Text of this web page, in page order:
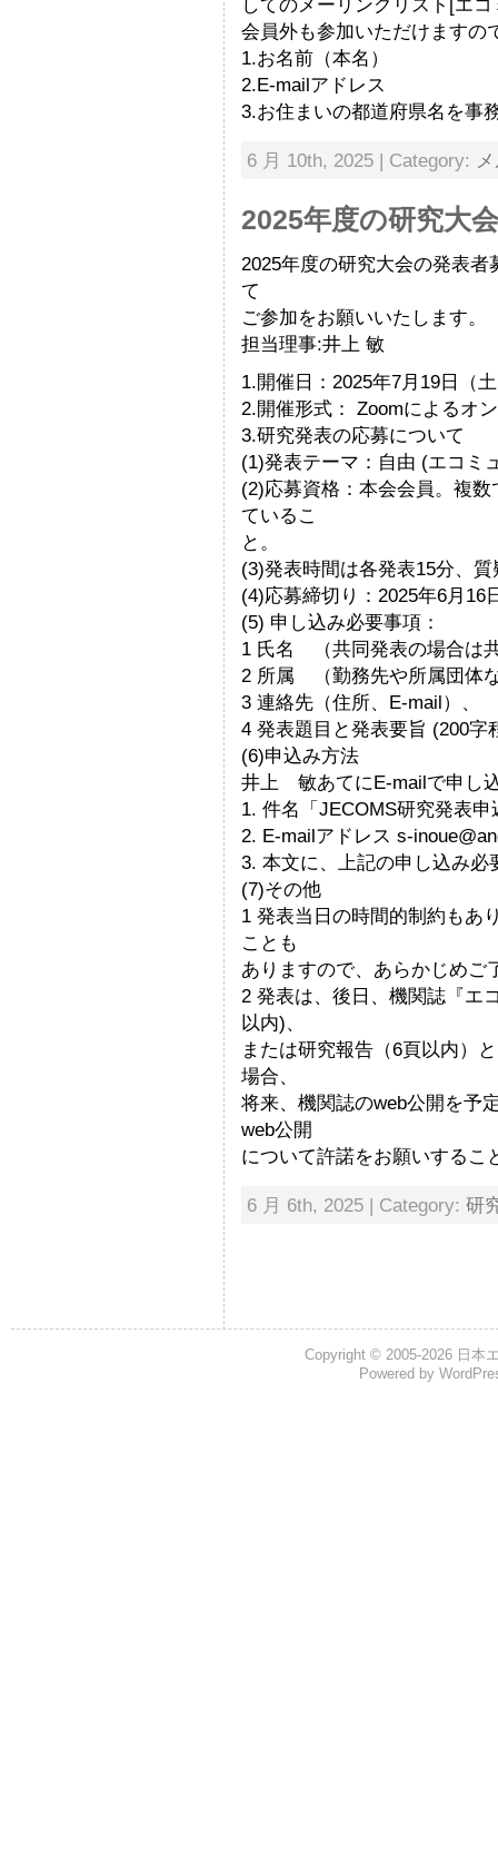
してのメーリングリスト[エ
会員外も参加いただけますの
1.お名前（本名）
2.E-mailアドレス
3.お住まいの都道府県名を事
6 月 10th, 2025 | Category:
2025年度の研究大
2025年度の研究大会の発表
て
ご参加をお願いいたします。
担当理事:井上 敏
1.開催日：2025年7月19日（
2.開催形式： Zoomによるオ
3.研究発表の応募について
(1)発表テーマ：自由 (エコミ
(2)応募資格：本会会員。複
ているこ
と。
(3)発表時間は各発表15分、質
(4)応募締切り：2025年6月16
(5) 申し込み必要事項：
1 氏名 （共同発表の場合は
2 所属 （勤務先や所属団体
3 連絡先（住所、E-mail）、
4 発表題目と発表要旨 (200字
(6)申込み方法
井上 敏あてにE-mailで申し
1. 件名「JECOMS研究発表
2. E-mailアドレス s-
3. 本文に、上記の申し込み
(7)その他
1 発表当日の時間的制約もあ
ことも
ありますので、あらかじめご
2 発表は、後日、機関誌『エ
以内)、
または研究報告（6頁以内）
場合、
将来、機関誌のweb公開を予
web公開
について許諾をお願いするこ
6 月 6th, 2025 | Category: 研
Copyright © 2005-2026 日本
Powered by